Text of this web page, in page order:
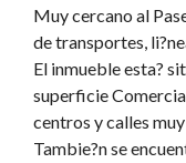
Muy cercano al
de transportes,
El inmueble esta?
superficie
centros y calles
Tambie?n se